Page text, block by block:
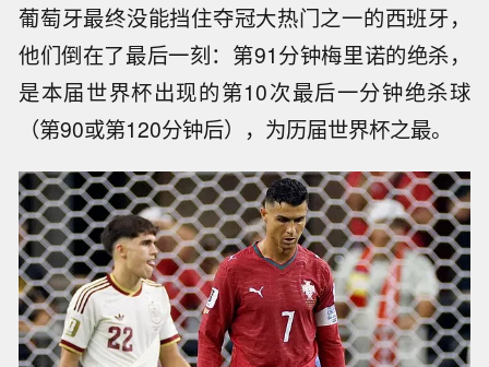
葡萄牙最终没能挡住夺冠大热门之一的西班牙，
他们倒在了最后一刻：第91分钟梅里诺的绝杀，
是本届世界杯出现的第10次最后一分钟绝杀球
（第90或第120分钟后），为历届世界杯之最。